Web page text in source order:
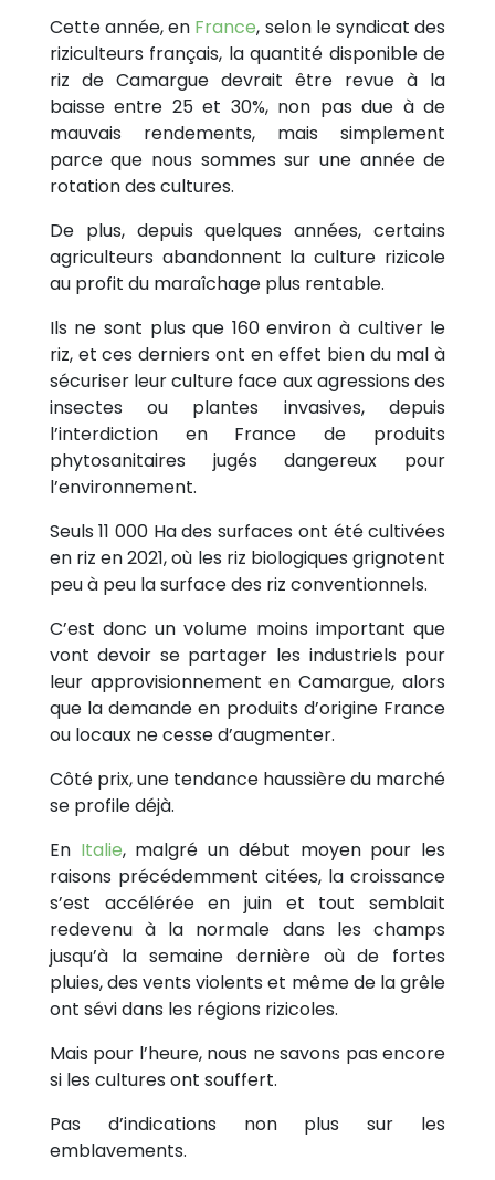
Cette année, en France, selon le syndicat des
riziculteurs français, la quantité disponible de
riz de Camargue devrait être revue à la
baisse entre 25 et 30%, non pas due à de
mauvais rendements, mais simplement
parce que nous sommes sur une année de
rotation des cultures.
De plus, depuis quelques années, certains
agriculteurs abandonnent la culture rizicole
au profit du maraîchage plus rentable.
Ils ne sont plus que 160 environ à cultiver le
riz, et ces derniers ont en effet bien du mal à
sécuriser leur culture face aux agressions des
insectes ou plantes invasives, depuis
l’interdiction en France de produits
phytosanitaires jugés dangereux pour
l’environnement.
Seuls 11 000 Ha des surfaces ont été cultivées
en riz en 2021, où les riz biologiques grignotent
peu à peu la surface des riz conventionnels.
C’est donc un volume moins important que
vont devoir se partager les industriels pour
leur approvisionnement en Camargue, alors
que la demande en produits d’origine France
ou locaux ne cesse d’augmenter.
Côté prix, une tendance haussière du marché
se profile déjà.
En Italie, malgré un début moyen pour les
raisons précédemment citées, la croissance
s’est accélérée en juin et tout semblait
redevenu à la normale dans les champs
jusqu’à la semaine dernière où de fortes
pluies, des vents violents et même de la grêle
ont sévi dans les régions rizicoles.
Mais pour l’heure, nous ne savons pas encore
si les cultures ont souffert.
Pas d’indications non plus sur les
emblavements.